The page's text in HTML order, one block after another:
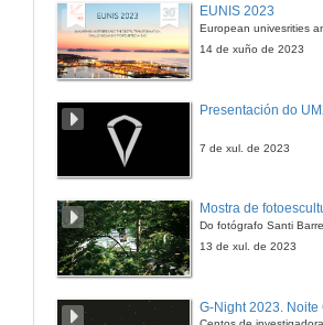
EUNIS 2023
14 de xuño de 2023
7 de xul. de 2023
Mostra de
13 de xul. de 2023